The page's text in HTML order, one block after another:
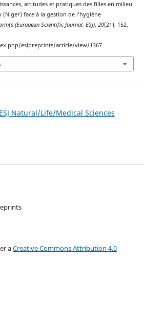
attitudes et pratiques des filles en milieu
(Niger) face à la gestion de l’hygiène
(European Scientific Journal, ESJ), 20(21), 152.
esipreprints/article/view/1367
Natural/Life/Medical Sciences
aCreative Commons Attribution 4.0